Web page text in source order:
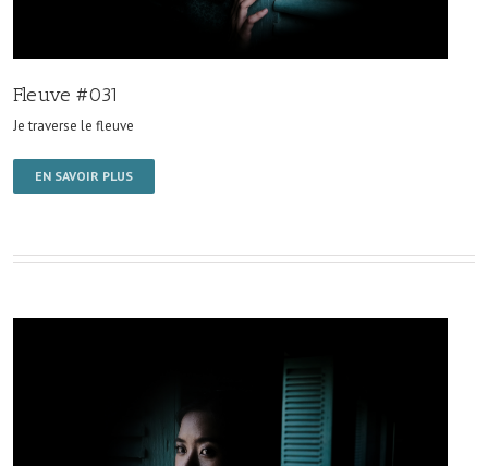
Fleuve #031
Je traverse le fleuve
EN SAVOIR PLUS